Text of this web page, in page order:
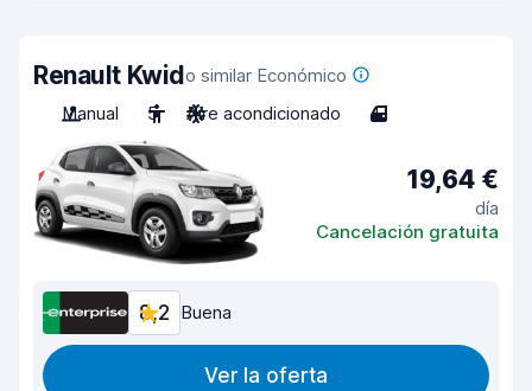
Renault Kwido similar Económico
Manual
5 Aire acondicionado 4
19,64 €
día
Cancelación gratuita
8,2 Buena
Ver la oferta